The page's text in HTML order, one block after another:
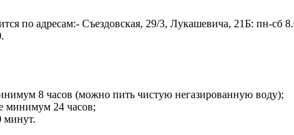
по адресам:- Съездовская, 29/3, Лукашевича, 21Б: пн-сб
8 часов (можно пить чистую негазированную воду);
минимум 24 часов;
минут.